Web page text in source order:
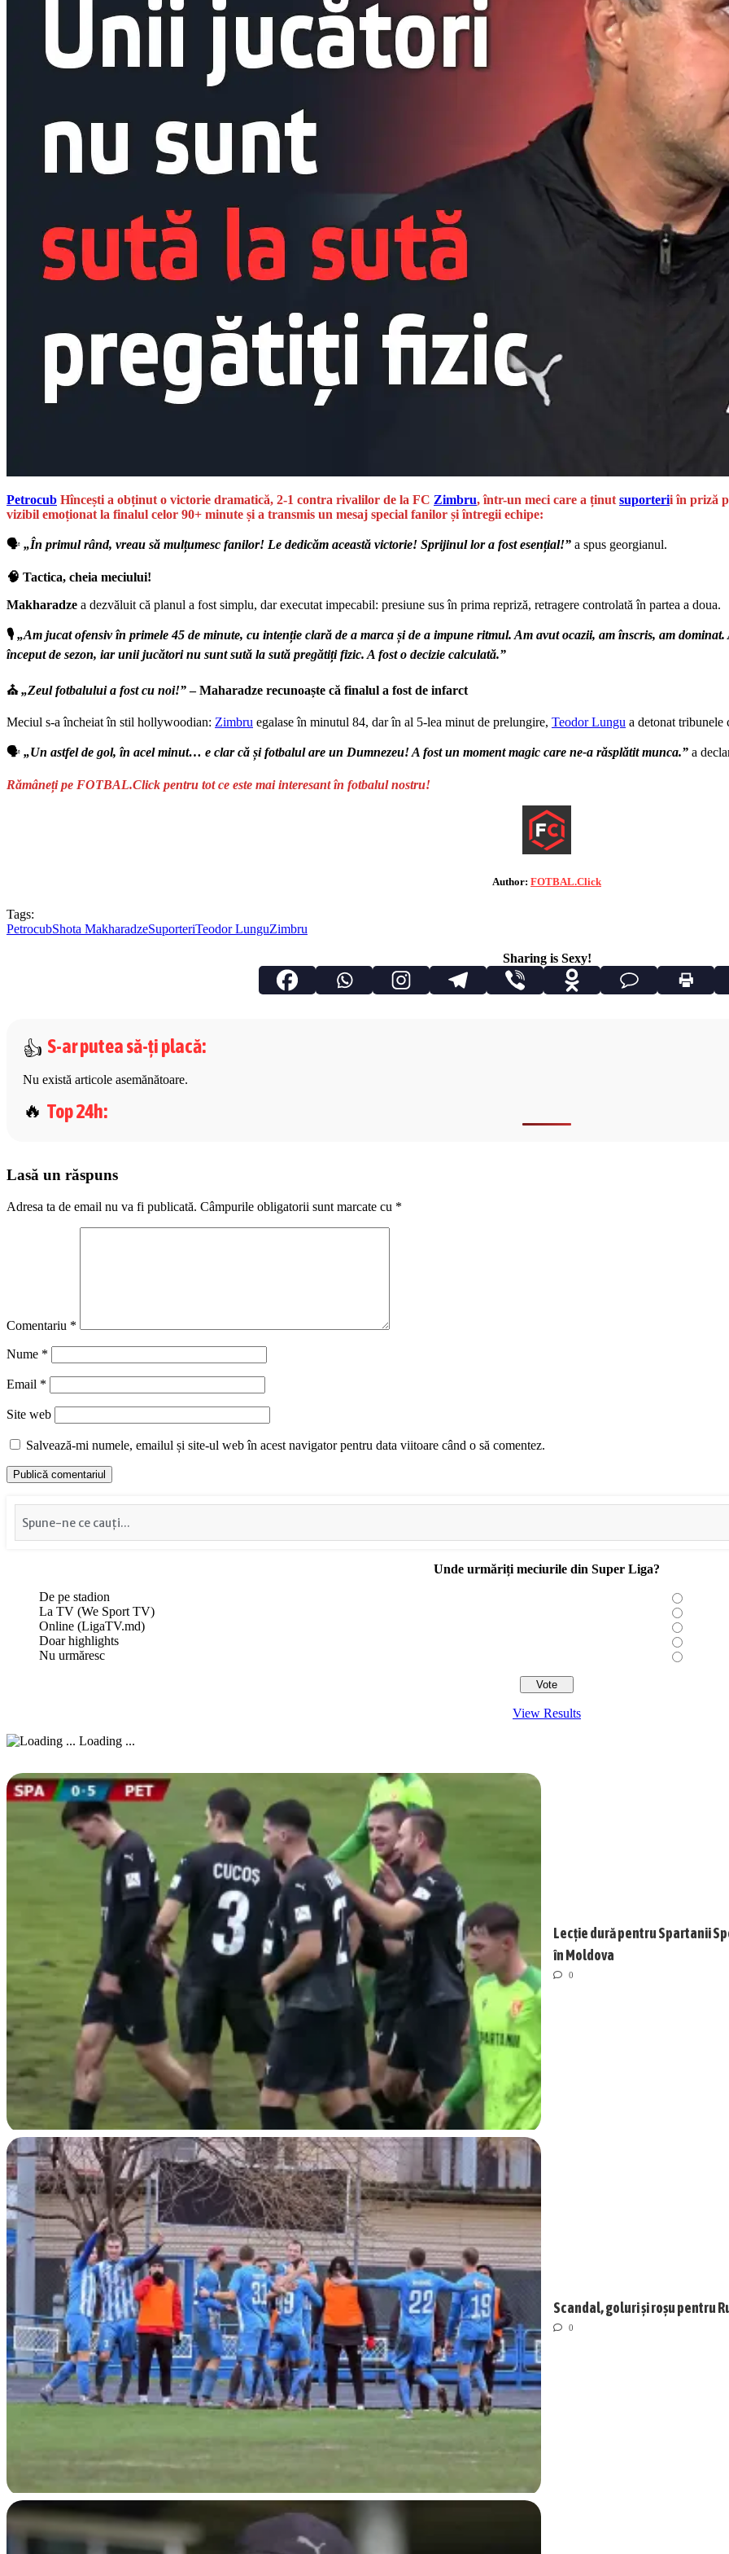
Petrocub Hîncești a obținut o victorie dramatică, 2-1 contra rivalilor de la FC Zimbru, într-un meci care a ținut suporterii în priză
vizibil emoționat la finalul celor 90+ minute și a transmis un mesaj special fanilor și întregii echipe:
🗣️ „În primul rând, vreau să mulțumesc fanilor! Le dedicăm această victorie! Sprijinul lor a fost esențial!” a spus georgianul.
🧠 Tactica, cheia meciului!
Makharadze a dezvăluit că planul a fost simplu, dar executat impecabil: presiune sus în prima repriză, retragere controlată în partea a doua.
🎙️ „Am jucat ofensiv în primele 45 de minute, cu intenție clară de a marca și de a impune ritmul. Am avut ocazii, am înscris, am
început de sezon, iar unii jucători nu sunt sută la sută pregătiți fizic. A fost o decizie calculată.”
⛪„Zeul fotbalului a fost cu noi!”– Maharadze recunoaște că finalul a fost de infarct
Meciul s-a încheiat în stil hollywoodian: Zimbru egalase în minutul 84, dar în al 5-lea minut de prelungire, Teodor Lungu a detonat tribunele
🗣️ „Un astfel de gol, în acel minut… e clar că și fotbalul are un Dumnezeu! A fost un moment magic care ne-a răsplătit munca.” a
Rămâneți pe FOTBAL.Click pentru tot ce este mai interesant în fotbalul nostru!
Author: FOTBAL.Click
Tags:
PetrocubShota MakharadzeSuporteriTeodor LunguZimbru
Sharing is Sexy!
S-ar putea să-ți placă:
Nu există articole asemănătoare.
Top 24h:
Lasă un răspuns
Adresa ta de email nu va fi publicată. Câmpurile obligatorii sunt marcate cu *
Comentariu *
Nume *
Email *
Site web
Salvează-mi numele, emailul și site-ul web în acest navigator pentru data viitoare când o să comentez.
Unde urmăriți meciurile din Super Liga?
De pe stadion
La TV (We Sport TV)
Online (LigaTV.md)
Doar highlights
Nu urmăresc
View Results
Loading ...
Lecție dură pentru Spartanii
în Moldova
0
Scandal, goluri și roșu pentru
0